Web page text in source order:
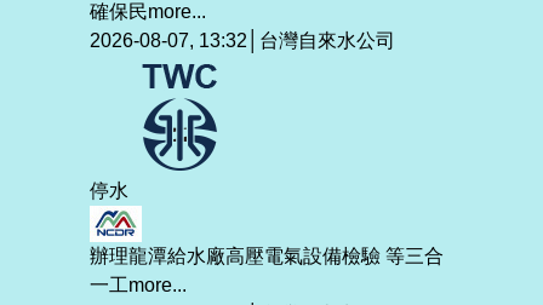
確保民more...
2026-08-07, 13:32│台灣自來水公司
停水
辦理龍潭給水廠高壓電氣設備檢驗 等三合
一工more...